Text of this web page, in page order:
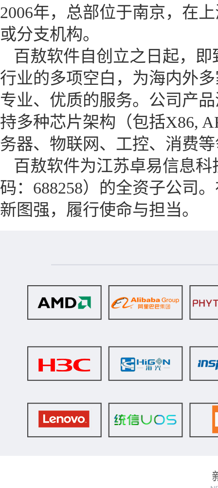
2006年，总部位于南京，在
或分支机构。
百敖软件自创立之日起，
行业的多项空白，为海内外
专业、优质的服务。公司产
持多种芯片架构（包括X86,
务器、物联网、工控、消费
百敖软件为江苏卓易信息
码：688258）的全资子公司
新图强，履行使命与担当。